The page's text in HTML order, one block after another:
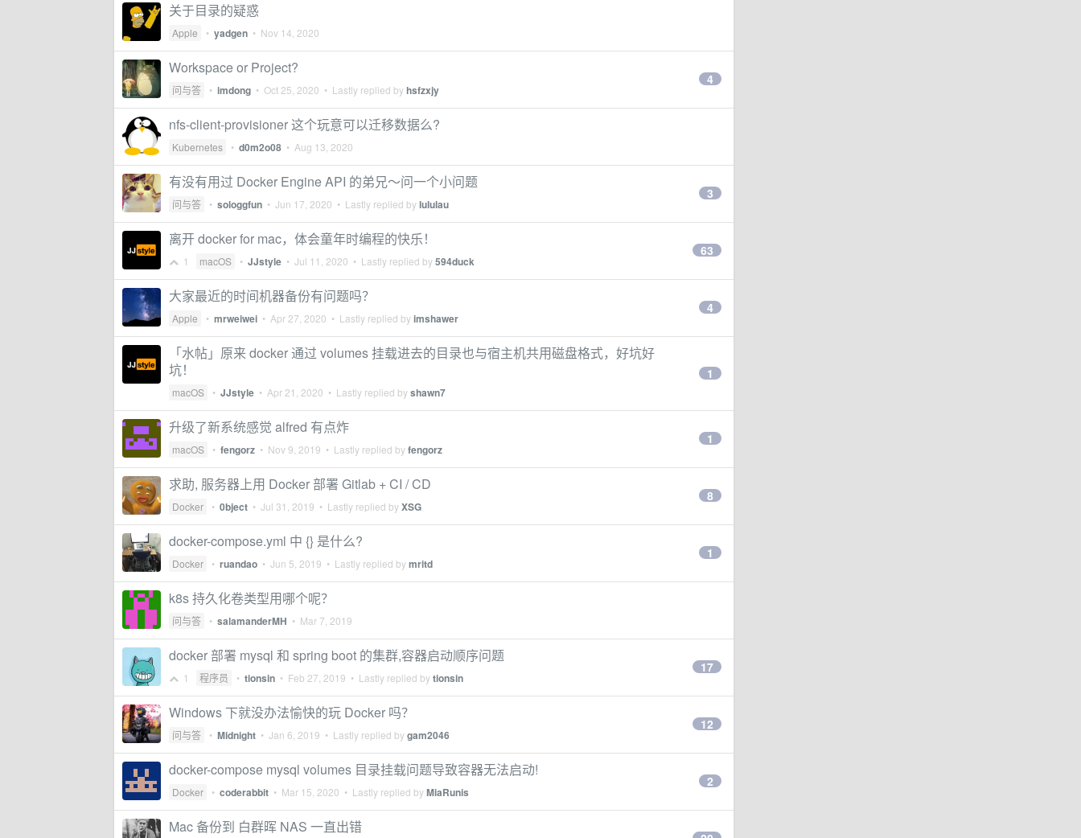
关于目录的疑惑
Apple • yadgen • Nov 14, 2020
Workspace or Project?
问与答 • imdong • Oct 25, 2020 • Lastly replied byhsfzxjy
4
nfs-client-provisioner 这个玩意可以迁移数据么?
Kubernetes • d0m2o08 • Aug 13, 2020
有没有用过 Docker Engine API 的弟兄～问一个小问题
问与答 • sologgfun • Jun 17, 2020 • Lastly replied bylululau
3
离开 docker for mac，体会童年时编程的快乐！
1 macOS • JJstyle • Jul 11, 2020 • Lastly replied by594duck
63
大家最近的时间机器备份有问题吗？
Apple • mrweiwei • Apr 27, 2020 • Lastly replied byimshawer
4
「水帖」原来 docker 通过 volumes 挂载进去的目录也与宿主机共用磁盘格式，好坑好
坑！
macOS • JJstyle • Apr 21, 2020 • Lastly replied byshawn7
1
升级了新系统感觉 alfred 有点炸
macOS • fengorz • Nov 9, 2019 • Lastly replied byfengorz
1
求助, 服务器上用 Docker 部署 Gitlab + CI / CD
Docker • 0bject • Jul 31, 2019 • Lastly replied byXSG
8
docker-compose.yml 中 {} 是什么?
Docker • ruandao • Jun 5, 2019 • Lastly replied bymritd
1
k8s 持久化卷类型用哪个呢？
问与答 • salamanderMH • Mar 7, 2019
docker 部署 mysql 和 spring boot 的集群,容器启动顺序问题
1 程序员 • tionsin • Feb 27, 2019 • Lastly replied bytionsin
17
Windows 下就没办法愉快的玩 Docker 吗？
问与答 • Midnight • Jan 6, 2019 • Lastly replied bygam2046
12
docker-compose mysql volumes 目录挂载问题导致容器无法启动!
Docker • coderabbit • Mar 15, 2020 • Lastly replied byMiaRunis
2
Mac 备份到 白群晖 NAS 一直出错